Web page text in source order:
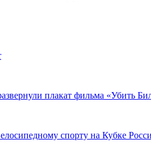
плакат фильма «Убить
спорту на Кубке